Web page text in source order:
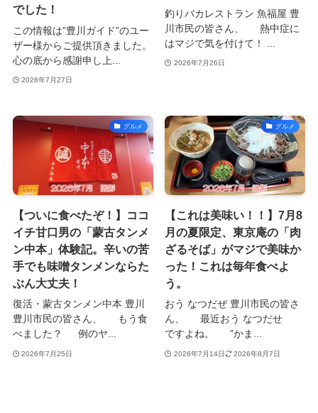
でした！
この情報は”豊川ガイド”のユー
ザー様からご提供頂きました。
心の底から感謝申し上...
2026年7月27日
釣りバカレストラン 魚福屋 豊
川市民の皆さん、 熱中症に
はマジで気を付けて！ ...
2026年7月26日
グルメ
【ついに食べたぞ！】ココ
イチ甘口男の「蒙古タンメ
ン中本」体験記。辛いの苦
手でも味噌タンメンならた
ぶん大丈夫！
復活・蒙古タンメン中本 豊川
豊川市民の皆さん、 もう食
べました？ 例のヤ...
2026年7月25日
グルメ
【これは美味い！！】7月8
月の夏限定、東京庵の「肉
ざるそば」がマジで美味か
った！これは毎年食べよ
う。
おう なつだぜ 豊川市民の皆さ
ん、 最近おう なつだせ
ですよね。 ”かま...
2026年7月14日 2026年8月7日